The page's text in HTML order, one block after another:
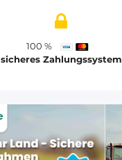
100 %
sicheres Zahlungssystem